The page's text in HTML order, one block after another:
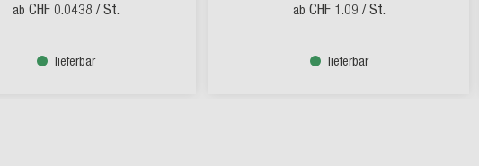
ab CHF 0.0438 / St.
lieferbar
ab CHF 1.09 / St.
lieferbar